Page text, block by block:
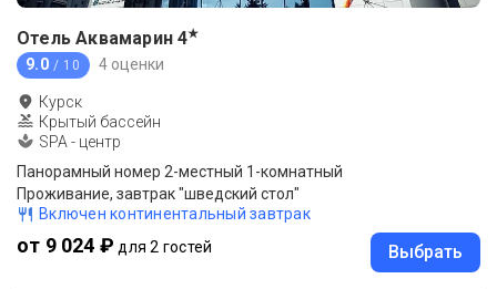
Отель Аквамарин 4★
9.0 / 10 4 оценки
Курск
Крытый бассейн
SPA - центр
Панорамный номер 2-местный 1-комнатный
Проживание, завтрак "шведский стол"
Включен континентальный завтрак
от 9 024 ₽ для 2 гостей Выбрать